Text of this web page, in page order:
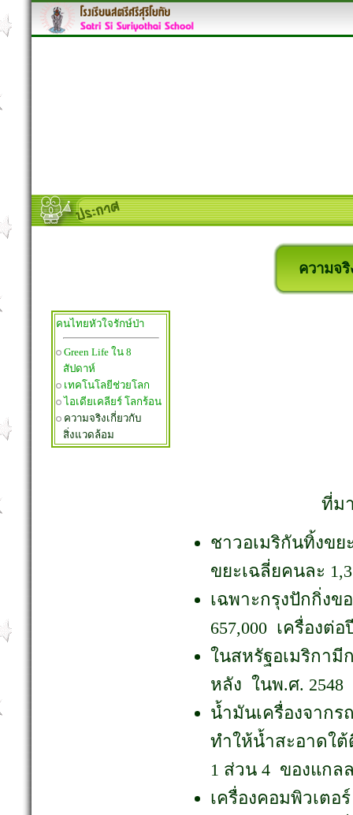
ความจริ
คนไทยหัวใจรักษ์ป่า
Green Life ใน 8
สัปดาห์
เทคโนโลยีช่วยโลก
ไอเดียเคลียร์ โลกร้อน
ความจริงเกี่ยวกับ
สิ่งแวดล้อม
ที่ม
ชาวอเมริกันทิ้งข
ขยะเฉลี่ยคนละ
เฉพาะกรุงปักกิ่งข
657,000 เครื่องต่อ
ในสหรัฐอเมริกามี
หลัง ในพ.ศ. 2548
น้ำมันเครื่องจาก
ทำให้น้ำสะอาดใต้
1 ส่วน 4 ของแกล
เครื่องคอมพิวเตอ